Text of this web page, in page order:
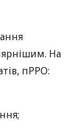
На
пРРО: